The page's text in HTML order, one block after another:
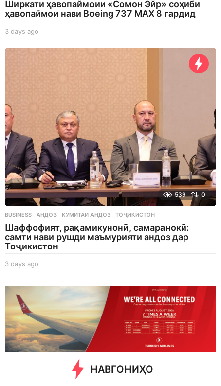
Ширкати ҳавопаймоии «Сомон Эйр» соҳиби
ҳавопаймои нави Boeing 737 MAX 8 гардид
3 days ago
a
539 0
BUSINESS АНДОЗ ,КУМИТАИ АНДОЗ ,ТОҶИКИСТОН
Шаффофият, рақамикунонӣ, самаранокӣ:
самти нави рушди маъмурияти андоз дар
Тоҷикистон
3 days ago
g
o
НАВГОНИҲО